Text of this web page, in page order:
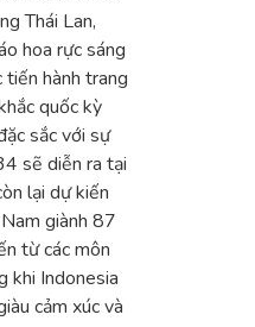
Thái Lan,
hoa rực sáng
tiến hành trang
quốc kỳ
sắc với sự
sẽ diễn ra tại
lại dự kiến
giành 87
từ các môn
khi Indonesia
cảm xúc và